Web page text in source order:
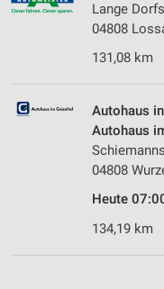
Lange
04808
131,08 km
Autohaus
Autohaus
04808
Heute
134,19 km